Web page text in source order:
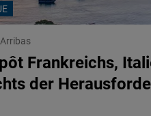
Frankreichs,
der